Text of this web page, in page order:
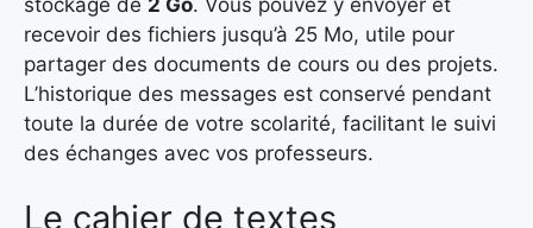
recevoir des fichiers jusqu’à 25 Mo, utile pour
partager des documents de cours ou des projets.
L’historique des messages est conservé pendant
toute la durée de votre scolarité, facilitant le suivi
des échanges avec vos professeurs.
Le cahier de textes